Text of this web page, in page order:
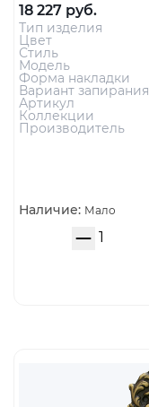
18 227 руб.
Тип изделия
Цвет
Стиль
Модель
Форма накладки
Вариант запирания
Артикул
Коллекции
Производитель
Наличие: Мало